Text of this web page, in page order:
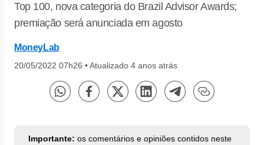
Top 100, nova categoria do Brazil Advisor Awards;
premiação será anunciada em agosto
MoneyLab
20/05/2022 07h26 •Atualizado 4 anos atrás
Importante: os comentários e opiniões contidos neste